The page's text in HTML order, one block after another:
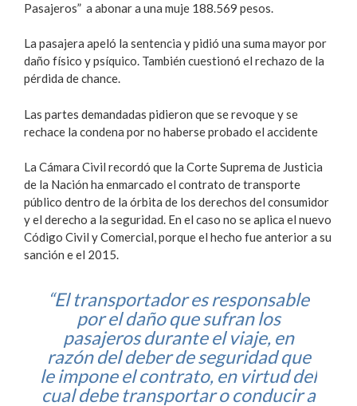
Pasajeros” a abonar a una muje 188.569 pesos.
La pasajera apeló la sentencia y pidió una suma mayor por
daño físico y psíquico. También cuestionó el rechazo de la
pérdida de chance.
Las partes demandadas pidieron que se revoque y se
rechace la condena por no haberse probado el accidente
La Cámara Civil recordó que la Corte Suprema de Justicia
de la Nación ha enmarcado el contrato de transporte
público dentro de la órbita de los derechos del consumidor
y el derecho a la seguridad. En el caso no se aplica el nuevo
Código Civil y Comercial, porque el hecho fue anterior a su
sanción e el 2015.
“El transportador es responsable
por el daño que sufran los
pasajeros durante el viaje, en
razón del deber de seguridad que
le impone el contrato, en virtud del
cual debe transportar o conducir a